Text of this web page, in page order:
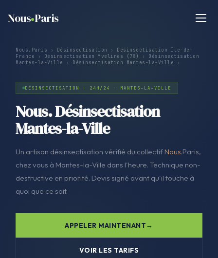
Nous Paris
Nous.Paris › Désinsectisation › Désinsectisation Île-de-
France › Désinsectisation Yvelines (78) › Désinsectisation
Mantes-la-Ville
› Désinsectisation Mantes-la-Ville ›
DÉSINSECTISATION · 24H/24 · MANTES-LA-VILLE
Nous. Désinsectisation
Mantes-la-Ville
Un artisan désinsectisation vérifié du collectifNous.Paris,
chez vous à Mantes-la-Ville dans l'heure. Technique non-
destructive en priorité. Devis signé avant qu'il touche à
quoi que ce soit.
APPELER MAINTENANT
VOIR LES TARIFS